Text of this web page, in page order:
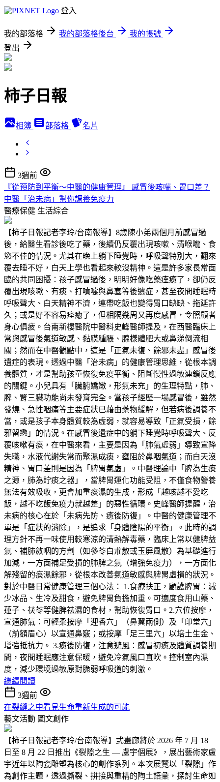
登入
我的部落格 我的部落格後台
我的帳號
登出
柿子日報
相簿 部落格 名片
3週前
『從預防到平衡～中醫的健康管理』 感冒後咳喘、胃口差？
中醫「治未病」幫你調養免疫力
醫療保健 生活綜合
【柿子日報記者李玲/台南報導】8歲陳小弟兩個月前感冒過
後，給醫生看診後吃了藥，後續仍反覆出現咳嗽、清喉嚨、食
慾不佳的情況。尤其在晚上躺下睡覺時，呼吸聲特別大，翻來
覆去睡不好，白天上學也看起來較沒精神。這是許多家長常面
臨的共同困擾：孩子感冒過後，明明好像吃藥痊癒了，卻仍反
覆出現咳嗽、有痰、打噴嚏與鼻塞等後遺症，甚至夜間睡眠時
呼吸聲大、白天精神不濟，連帶吃飯也變得胃口缺缺、拖延許
久；或是好不容易痊癒了，但相隔幾周又再度感冒，令照顧者
身心俱疲。台南新樓醫院中醫科史峰醫師提及，在西醫臨床上
常與感冒後氣道敏感、黏膜腫脹、腺樣體肥大或鼻涕倒流相
關；然而在中醫觀點中，這是「正氣未復、餘邪未盡」感冒後
遺症的表現。透過中醫「治未病」的健康管理思維，從根本調
養體質，才是幫助孩童恢復免疫平衡、阻斷慢性過敏連鎖反應
的關鍵。小兒具有「臟腑嬌嫩，形氣未充」的生理特點，肺、
脾、腎三臟功能尚未發育完全。當孩子經歷一場感冒後，雖然
發燒、急性咽痛等主要症狀已藉由藥物緩解，但若病後調養不
當，或是孩子本身體質較為虛弱，就容易導致「正氣受損，餘
邪留戀」的情況。在感冒後遺症中的躺下睡覺時呼吸聲大、反
覆咳嗽有痰，在中醫來看，主要是因為「肺氣虛弱」導致宣降
失職，水液代謝失常而聚濕成痰，壅阻於鼻咽氣道；而白天沒
精神、胃口差則是因為「脾胃氣虛」。中醫理論中「脾為生痰
之源，肺為貯痰之器」，當脾胃運化功能受阻，不僅食物營養
無法有效吸收，更會加重痰濕的生成，形成「越咳越不愛吃
飯，越不吃飯免疫力就越差」的惡性循環。史峰醫師提醒，治
未病的核心在於「未病先防、癒後防復」。中醫的健康管理不
單是「症狀的消除」，是追求「身體陰陽的平衡」。此時的調
理方針不再一味使用較寒涼的清熱解毒藥，臨床上常以健脾益
氣、補肺斂咽的方劑（如參苓白朮散或玉屏風散）為基礎進行
加減，一方面補足受損的肺脾之氣（增強免疫力），一方面化
解殘留的痰濕餘邪，從根本改善氣道敏感與脾胃虛損的狀況。
對於中醫日常健康管理三個心法： 1.食療扶正，顧護脾胃：減
少冰品、生冷及甜食，避免脾胃負擔加重。可適度食用山藥、
蓮子、茯苓等健脾祛濕的食材，幫助恢復胃口。2.穴位按摩，
宣通肺氣：可輕柔按摩「迎香穴」（鼻翼兩側）及「印堂穴」
（前額眉心）以宣通鼻竅；或按摩「足三里穴」以培土生金、
增強抵抗力。 3.癒後防復，注意避風：感冒初癒及體質調養期
間，夜間睡眠應注意保暖，避免冷氣風口直吹。控制室內濕
度，減少環境過敏原對脆弱呼吸道的刺激。
繼續閱讀
3週前
在裂縫之中看見生命重新生成的可能
藝文活動 圖文創作
【柿子日報記者李玲/台南報導】弎畫廊將於 2026 年 7 月 18
日至 8 月 22 日推出《裂隙之生 — 盧宇個展》，展出藝術家盧
宇近年以陶瓷雕塑為核心的創作系列。本次展覽以「裂隙」作
為創作主題，透過撕裂、拼接與重構的陶土語彙，探討生命如